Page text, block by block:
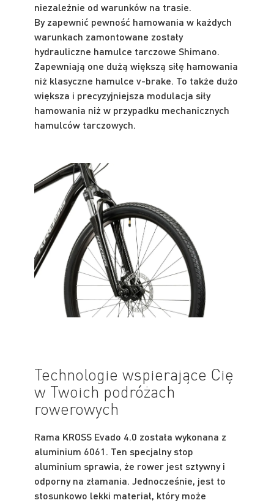
niezależnie od warunków na trasie.
By zapewnić pewność hamowania w każdych
warunkach zamontowane zostały
hydrauliczne hamulce tarczowe Shimano.
Zapewniają one dużą większą siłę hamowania
niż klasyczne hamulce v-brake. To także dużo
większa i precyzyjniejsza modulacja siły
hamowania niż w przypadku mechanicznych
hamulców tarczowych.
Technologie wspierające Cię
w Twoich podróżach
rowerowych
Rama KROSS Evado 4.0 została wykonana z
aluminium 6061. Ten specjalny stop
aluminium sprawia, że rower jest sztywny i
odporny na złamania. Jednocześnie, jest to
stosunkowo lekki materiał, który może